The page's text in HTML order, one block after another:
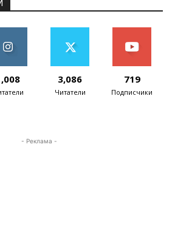
3,086
Читатели
719
Подписчики
- Реклама -